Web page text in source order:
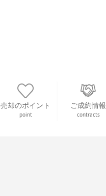
売却のポイント
point
ご成約情報
contracts